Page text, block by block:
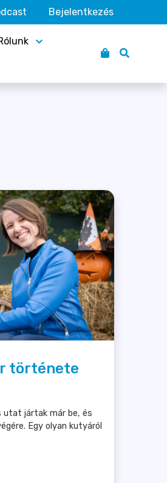
Bejelentkezés
története
utat jártak már be, és
Egy olyan kutyáról